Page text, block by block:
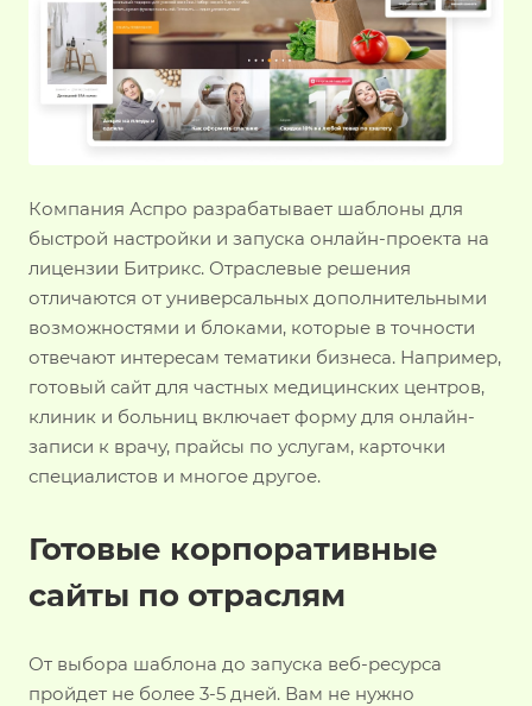
Компания Аспро разрабатывает шаблоны для
быстрой настройки и запуска онлайн-проекта на
лицензии Битрикс. Отраслевые решения
отличаются от универсальных дополнительными
возможностями и блоками, которые в точности
отвечают интересам тематики бизнеса. Например,
готовый сайт для частных медицинских центров,
клиник и больниц включает форму для онлайн-
записи к врачу, прайсы по услугам, карточки
специалистов и многое другое.
Готовые корпоративные
сайты по отраслям
От выбора шаблона до запуска веб-ресурса
пройдет не более 3-5 дней. Вам не нужно